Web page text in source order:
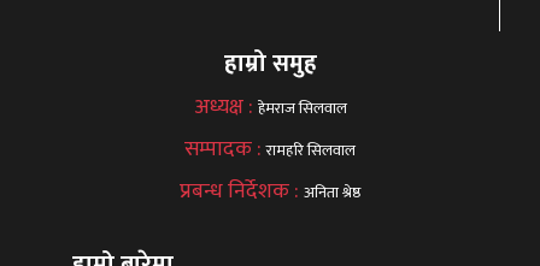
हाम्रो समुह
अध्यक्ष : हेमराज सिलवाल
सम्पादक :रामहरि सिलवाल
प्रबन्ध निर्देशक : अनिता श्रेष्ठ